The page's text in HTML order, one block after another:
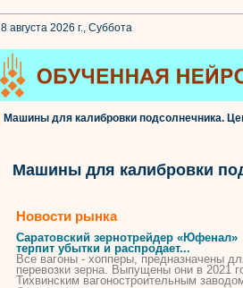
8 августа 2026 г., Суббота
Машины для калибровки подсолнечника.
Машины для калибровки
Новости рынка
Саратовский зернотрейдер «Юфенал»
терпит убытки и распродает...
Все вагоны - хопперы, предназначены
перевозки зерна. Выпущены они в 2021
Тихвинским вагоностроительным